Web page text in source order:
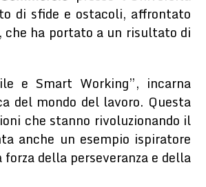
di sfide e ostacoli, affrontato
che ha portato a un risultato di
e Smart Working”, incarna
del mondo del lavoro. Questa
che stanno rivoluzionando il
anche un esempio ispiratore
della perseveranza e della